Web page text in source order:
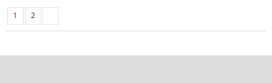
1 2